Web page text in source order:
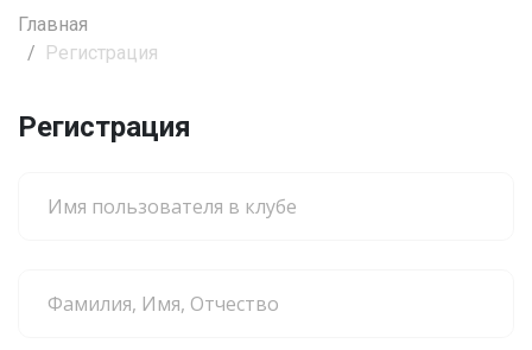
Главная
Регистрация
Регистрация